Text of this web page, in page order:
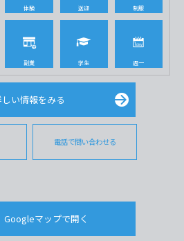
体験 送迎 制服
副業 学生 週一
い情報をみる
電話で問い合わせる
Googleマップで開く